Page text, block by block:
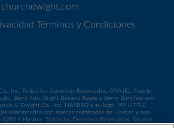
churchdwight.com
Términos y Condiciones
Inc. Todos los Derechos Reservados. ORAJEL, Fuerte
Berry Fun, Bright Banana Apple y Berry Bunches son
& Dwight Co., Inc. HASBRO y su logo, MY LITTLE
relacionados son marcas registradas de Hasbro y son
Hasbro. Todos los Derechos Reservados. Sesame